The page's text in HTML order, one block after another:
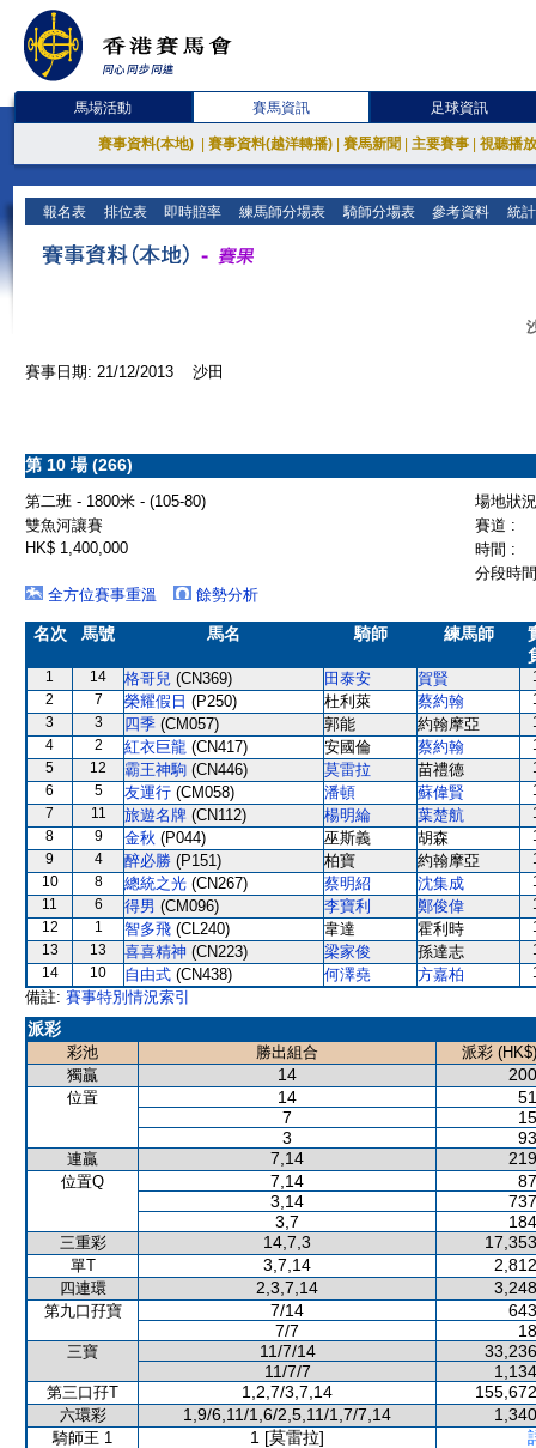
馬場活動 賽馬資訊 足球資訊
賽事資料(本地) 賽事資料(越洋轉播) 賽馬新聞 主要賽事 視聽播
報名表 排位表 即時賠率 練馬師分場表 騎師分場表 參考資料 統
賽事日期: 21/12/2013 沙田
第 10 場 (266)
第二班 - 1800米 - (105-80)
場地狀
雙魚河讓賽
賽道 :
HK$ 1,400,000
時間 :
分段時
全方位賽事重溫
餘勢分析
名次 馬號 馬名 騎師 練馬師
1 14 格哥兒 (CN369) 田泰安 賀賢
2
7 榮耀假日 (P250) 杜利萊 蔡約翰
3
3 四季 (CM057) 郭能 約翰摩亞
4
2 紅衣巨龍 (CN417) 安國倫 蔡約翰
5
12 霸王神駒 (CN446) 莫雷拉 苗禮德
6
5 友運行 (CM058) 潘頓 蘇偉賢
7
11 旅遊名牌 (CN112) 楊明綸 葉楚航
8
9 金秋 (P044) 巫斯義 胡森
9
4 醉必勝 (P151) 柏寶 約翰摩亞
10
8 總統之光 (CN267) 蔡明紹 沈集成
11
6 得男 (CM096) 李寶利 鄭俊偉
12
1 智多飛 (CL240) 韋達 霍利時
13
13 喜喜精神 (CN223) 梁家俊 孫達志
14
10 自由式 (CN438) 何澤堯 方嘉柏
備註: 賽事特別情況索引
派彩
彩池 勝出組合
派彩 (HK$)
獨贏
14
位置 14
7
3
連贏 7,14
位置Q 7,14
3,14
3,7
三重彩 14,7,3
單T 3,7,14
四連環 2,3,7,14
第九口孖寶 7/14
7/7
三寶 11/7/14
11/7/7
第三口孖T 1,2,7/3,7,14
六環彩 1,9/6,11/1,6/2,5,11/1,7/7,14
騎師王 1 1 [莫雷拉]